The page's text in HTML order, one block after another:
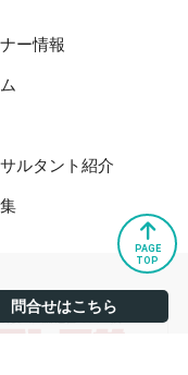
ー情報
ルタント紹介
問合せはこちら
PAGE
TOP